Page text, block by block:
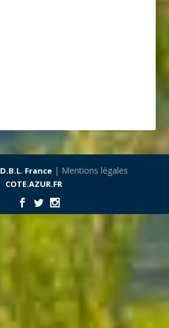
D.B.L. France| Mentions légales
COTE.AZUR.FR